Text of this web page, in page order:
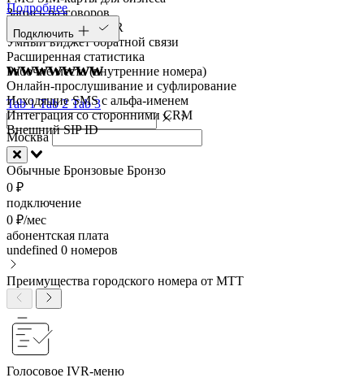
Запись разговоров
Голосовое меню IVR
Умный виджет обратной связи
Расширенная статистика
Рабочие места (внутренние номера)
Онлайн-прослушивание и суфлирование
Исходящие SMS с альфа-именем
Интеграция со сторонними CRM
Внешний SIP ID
Подробнее
Подключить
wwwwwww
Tab 1Tab 2Tab 3
Москва
Обычные Бронзовые Бронзо
0 ₽
подключение
0 ₽/мес
абонентская плата
undefined 0 номеров
Преимущества городского номера от МТТ
Голосовое IVR-меню